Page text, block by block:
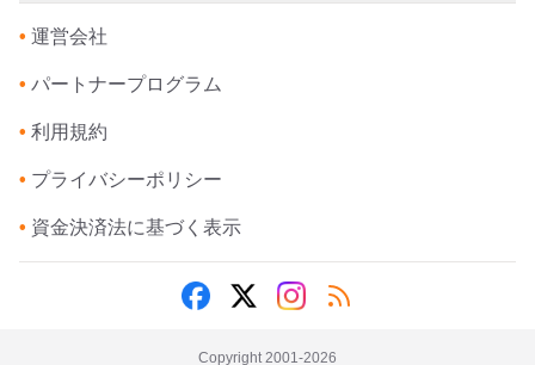
• 運営会社
• パートナープログラム
• 利用規約
• プライバシーポリシー
• 資金決済法に基づく表示
Copyright 2001-2026